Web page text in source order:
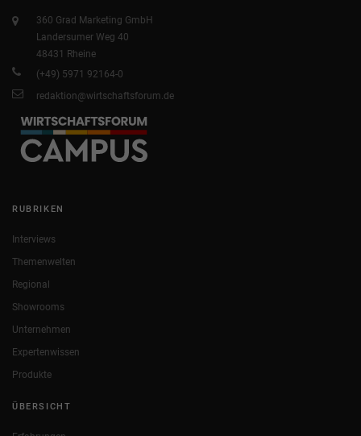
360 Grad Marketing GmbH
Landersumer Weg 40
48431 Rheine
(+49) 5971 92164-0
redaktion@wirtschaftsforum.de
RUBRIKEN
Interviews
Themenwelten
Regional
Showrooms
Unternehmen
Expertenwissen
Produkte
ÜBERSICHT